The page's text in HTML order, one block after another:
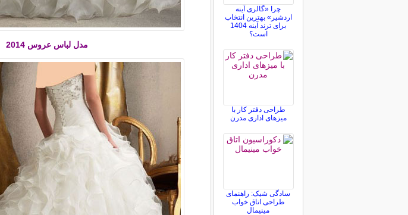
مدل لباس عروس 2014
چرا «گالری آینه
اردشیر» بهترین انتخاب
برای ترند آینه 1404
است؟
طراحی دفتر کار با
میزهای اداری مدرن
سادگی شیک: راهنمای
طراحی اتاق خواب
مینیمال